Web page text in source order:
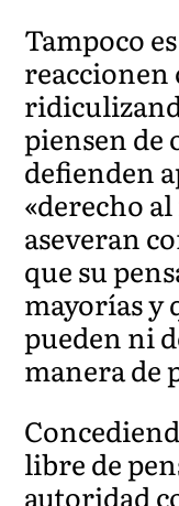
Tampoco
piensen de
defienden
«derecho
aseveran
que su
mayorías y
pueden ni
manera de
libre de
autoridad